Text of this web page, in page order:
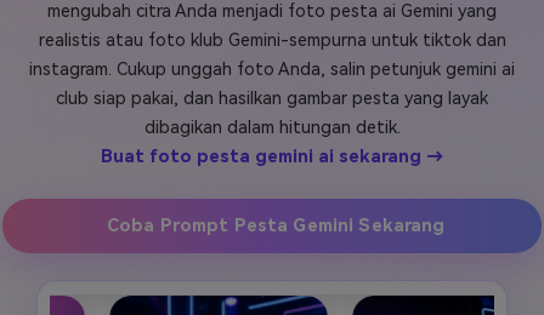
Tips & Tutorial AI
Jelajahi Lebih Banyak >>
Masuk
Berkreasi dengan AI
mengubah citra Anda menjadi foto pesta ai Gemini yang
realistis atau foto klub Gemini-sempurna untuk tiktok dan
instagram. Cukup unggah foto Anda, salin petunjuk gemini ai
club siap pakai, dan hasilkan gambar pesta yang layak
dibagikan dalam hitungan detik.
Buat foto pesta gemini ai sekarang →
Coba Prompt Pesta Gemini Sekarang